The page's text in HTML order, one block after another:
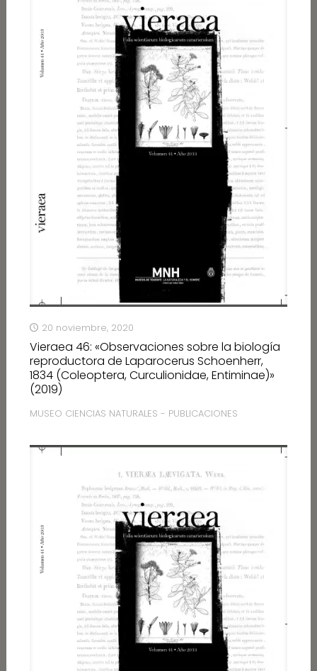
20 noviembre, 2020
Vieraea 46: «Observaciones sobre la biología
reproductora de Laparocerus Schoenherr,
1834 (Coleoptera, Curculionidae, Entiminae)»
(2019)
MUSEO CIENCIAS NATURALES - PUBLICACIONES